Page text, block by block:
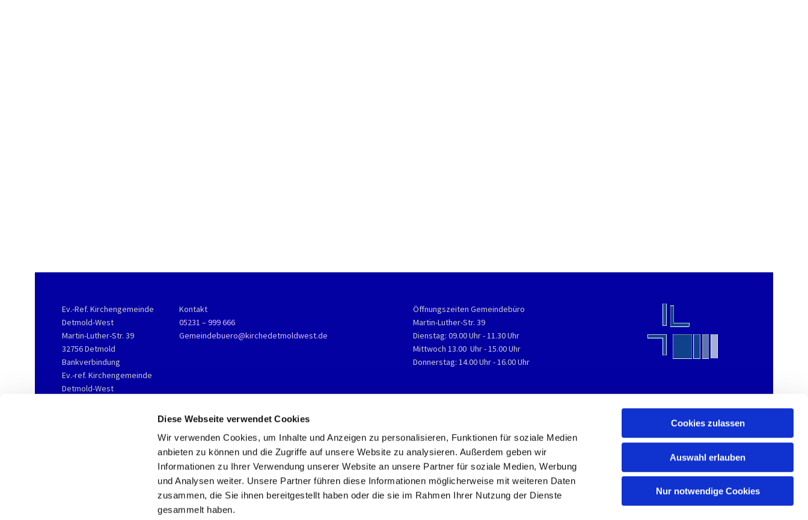
Diese Webseite verwendet Cookies
Wir verwenden Cookies, um Inhalte und Anzeigen zu personalisieren, Funktionen für soziale Medien
anbieten zu können und die Zugriffe auf unsere Website zu analysieren. Außerdem geben wir
Informationen zu Ihrer Verwendung unserer Website an unsere Partner für soziale Medien, Werbung
und Analysen weiter. Unsere Partner führen diese Informationen möglicherweise mit weiteren Daten
zusammen, die Sie ihnen bereitgestellt haben oder die sie im Rahmen Ihrer Nutzung der Dienste
gesammelt haben.
Cookies zulassen
Auswahl erlauben
Nur notwendige Cookies
Ev.-Ref. Kirchengemeinde
Detmold-West
Martin-Luther-Str. 39
32756 Detmold
Bankverbindung
Ev.-ref. Kirchengemeinde
Detmold-West
Kontakt
05231 – 999 666
Gemeindebuero@kirchedetmoldwest.de
Öffnungszeiten Gemeindebüro
Martin-Luther-Str. 39
Dienstag: 09.00 Uhr - 11.30 Uhr
Mittwoch 13.00 Uhr - 15.00 Uhr
Donnerstag: 14.00 Uhr - 16.00 Uhr
Impressum Datenschutzerklärung ChurchDesk-Login